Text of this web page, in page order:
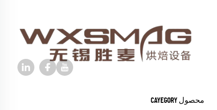
محصول CAYEGORY